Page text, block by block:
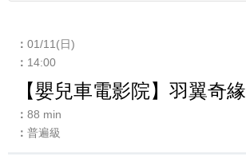
01/11(日)
14:00
【嬰兒車電影院】羽翼奇緣
88 min
普遍級